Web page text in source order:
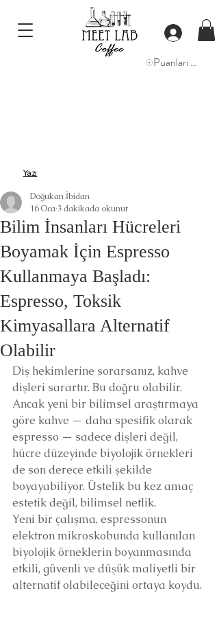
Puanları Görüntüle
Yazı
Bilim İnsanları Hücreleri
Boyamak İçin Espresso
Kullanmaya Başladı:
Espresso, Toksik
Kimyasallara Alternatif
Olabilir
Doğukan İbidan
16 Oca 3 dakikada okunur
Diş hekimlerine sorarsanız, kahve
dişleri sarartır. Bu doğru olabilir.
Ancak yeni bir bilimsel araştırmaya
göre kahve — daha spesifik olarak
espresso — sadece dişleri değil,
hücre düzeyinde biyolojik örnekleri
de son derece etkili şekilde
boyayabiliyor. Üstelik bu kez amaç
estetik değil, bilimsel netlik.
Yeni bir çalışma, espressonun
elektron mikroskobunda kullanılan
biyolojik örneklerin boyanmasında
etkili, güvenli ve düşük maliyetli bir
alternatif olabileceğini ortaya koydu.